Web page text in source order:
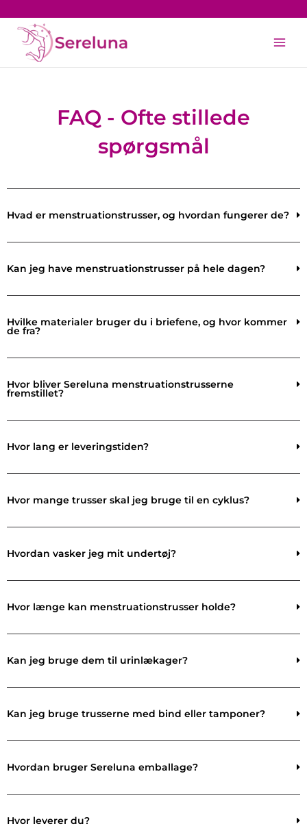
indholdet
FAQ - Ofte stillede
spørgsmål
Hvad er menstruationstrusser, og hvordan fungerer de?
Kan jeg have menstruationstrusser på hele dagen?
Hvilke materialer bruger du i briefene, og hvor kommer
de fra?
Hvor bliver Sereluna menstruationstrusserne
fremstillet?
Hvor lang er leveringstiden?
Hvor mange trusser skal jeg bruge til en cyklus?
Hvordan vasker jeg mit undertøj?
Hvor længe kan menstruationstrusser holde?
Kan jeg bruge dem til urinlækager?
Kan jeg bruge trusserne med bind eller tamponer?
Hvordan bruger Sereluna emballage?
Hvor leverer du?